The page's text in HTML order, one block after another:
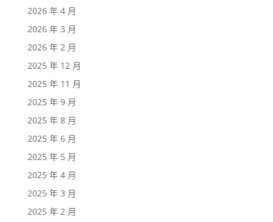
2026 年 4 月
2026 年 3 月
2026 年 2 月
2025 年 12 月
2025 年 11 月
2025 年 9 月
2025 年 8 月
2025 年 6 月
2025 年 5 月
2025 年 4 月
2025 年 3 月
2025 年 2 月